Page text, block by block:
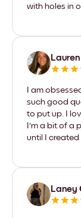
with holes in
I am
such good
to put up. I
I'm a bit of a
until I created
Laney